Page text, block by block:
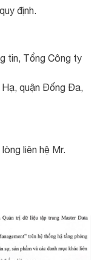
định.
tin, Tổng Công ty
quận Đống Đa,
liên hệ Mr.